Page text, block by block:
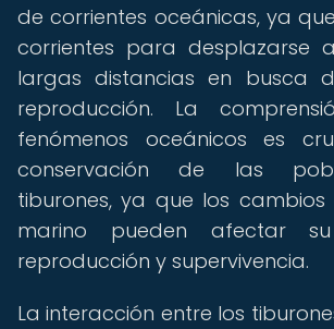
de corrientes oceánicas, ya
corrientes para desplazarse
largas distancias en busca
reproducción. La
fenómenos oceánicos es
conservación de las
tiburones, ya que los
marino pueden afectar su
reproducción y supervivencia.
La interacción entre los